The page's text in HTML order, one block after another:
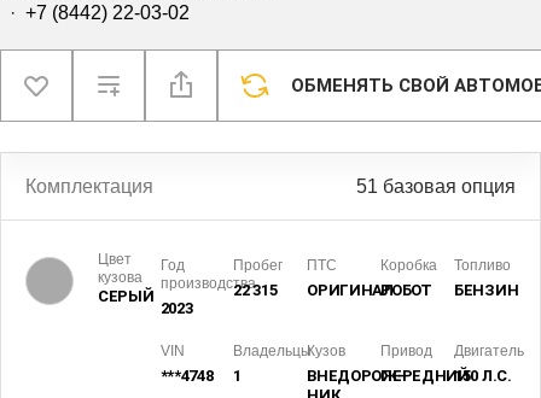
· +7 (8442) 22-03-02
ОБМЕНЯТЬ СВОЙ
Комплектация 51 базовая опция
Цвет
кузова
СЕРЫЙ
Год
производства
2023
Пробег
22 315
ПТС
ОРИГИНАЛ
Коробка
РОБОТ
Топливо
БЕНЗИН
VIN
***4748
Владельцы
1
Кузов
ВНЕДОРОЖ­
Привод
ПЕРЕДНИЙ
Двигатель
150 Л.С.